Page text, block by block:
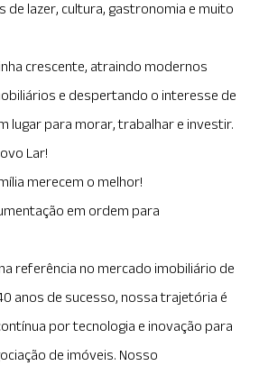
de lazer, cultura, gastronomia e muito
crescente, atraindo modernos
e despertando o interesse de
lugar para morar, trabalhar e investir.
Lar!
merecem o melhor!
em ordem para
referência no mercado imobiliário de
anos de sucesso, nossa trajetória é
por tecnologia e inovação para
de imóveis. Nosso